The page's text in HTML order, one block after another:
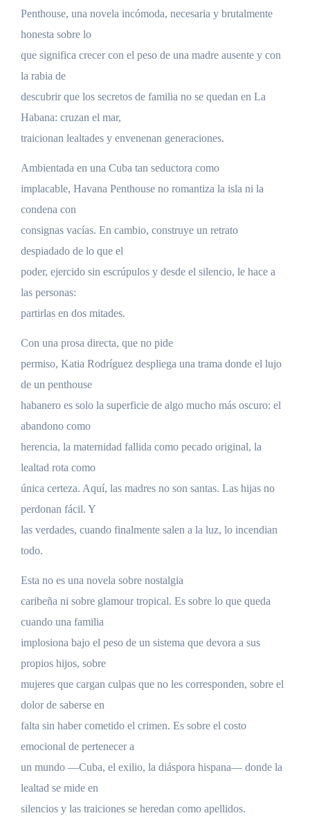
Penthouse, una novela incómoda, necesaria y brutalmente
honesta sobre lo
que significa crecer con el peso de una madre ausente y con
la rabia de
descubrir que los secretos de familia no se quedan en La
Habana: cruzan el mar,
traicionan lealtades y envenenan generaciones.
Ambientada en una Cuba tan seductora como
implacable, Havana Penthouse no romantiza la isla ni la
condena con
consignas vacías. En cambio, construye un retrato
despiadado de lo que el
poder, ejercido sin escrúpulos y desde el silencio, le hace a
las personas:
partirlas en dos mitades.
Con una prosa directa, que no pide
permiso, Katia Rodríguez despliega una trama donde el lujo
de un penthouse
habanero es solo la superficie de algo mucho más oscuro: el
abandono como
herencia, la maternidad fallida como pecado original, la
lealtad rota como
única certeza. Aquí, las madres no son santas. Las hijas no
perdonan fácil. Y
las verdades, cuando finalmente salen a la luz, lo incendian
todo.
Esta no es una novela sobre nostalgia
caribeña ni sobre glamour tropical. Es sobre lo que queda
cuando una familia
implosiona bajo el peso de un sistema que devora a sus
propios hijos, sobre
mujeres que cargan culpas que no les corresponden, sobre el
dolor de saberse en
falta sin haber cometido el crimen. Es sobre el costo
emocional de pertenecer a
un mundo —Cuba, el exilio, la diáspora hispana— donde la
lealtad se mide en
silencios y las traiciones se heredan como apellidos.